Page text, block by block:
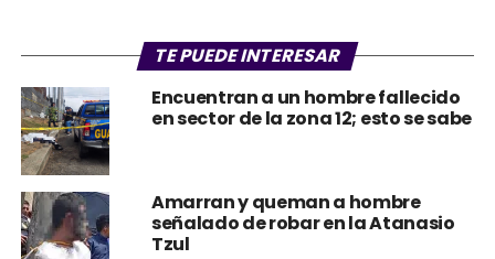
TE PUEDE INTERESAR
Encuentran a un hombre fallecido
en sector de la zona 12; esto se sabe
Amarran y queman a hombre
señalado de robar en la Atanasio
Tzul